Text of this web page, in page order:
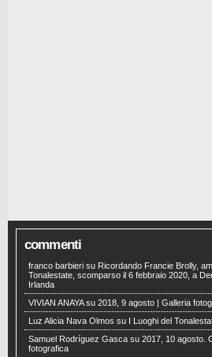
commenti
franco barbieri su Ricordando Francie Brolly,
Tonalestate, scomparso il 6 febbraio 2020, a
Irlanda
VIVIAN ANAYAsu 2018, 9 agosto | Galleria
Luz Alicia Nava Olmos su
I Luoghi del
Samuel Rodríguez Gasca su 2017, 10 agosto.
fotografica